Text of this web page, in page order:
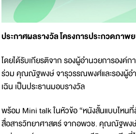
ประกาศผลรางวัล โครงการประกวดภา
โดยได้รับเกียรติจาก รองผู้อำนวยการองค์ก
ร่วม คุณณัฐพงษ์ จารุวรรณพงศ์และรองผู้
เฉิน เป็นประธานมอบรางวัล
พร้อม Mini talk ในหัวข้อ “หนังสั้นแบบไห
สื่อสารวิทยาศาสตร์ จากอพวช. คุณณัฐพง